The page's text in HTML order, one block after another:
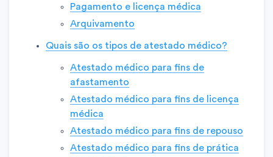
Pagamento e licença médica
Arquivamento
Quais são os tipos de atestado médico?
Atestado médico para fins de
afastamento
Atestado médico para fins de licença
médica
Atestado médico para fins de repouso
Atestado médico para fins de prática